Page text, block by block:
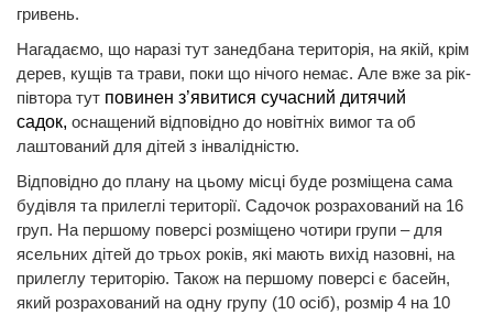
гривень.
Нагадаємо, що наразі тут занедбана територія, на якій, крім
дерев, кущів та трави, поки що нічого немає. Але вже за рік-
півтора тут повинен з’явитися сучасний дитячий
садок, оснащений відповідно до новітніх вимог та об
лаштований для дітей з інвалідністю.
Відповідно до плану на цьому місці буде розміщена сама
будівля та прилеглі території. Садочок розрахований на 16
груп. На першому поверсі розміщено чотири групи – для
ясельних дітей до трьох років, які мають вихід назовні, на
прилеглу територію. Також на першому поверсі є басейн,
який розрахований на одну групу (10 осіб), розмір 4 на 10